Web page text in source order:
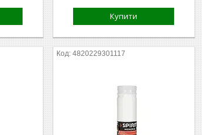
Купити
4820229301117